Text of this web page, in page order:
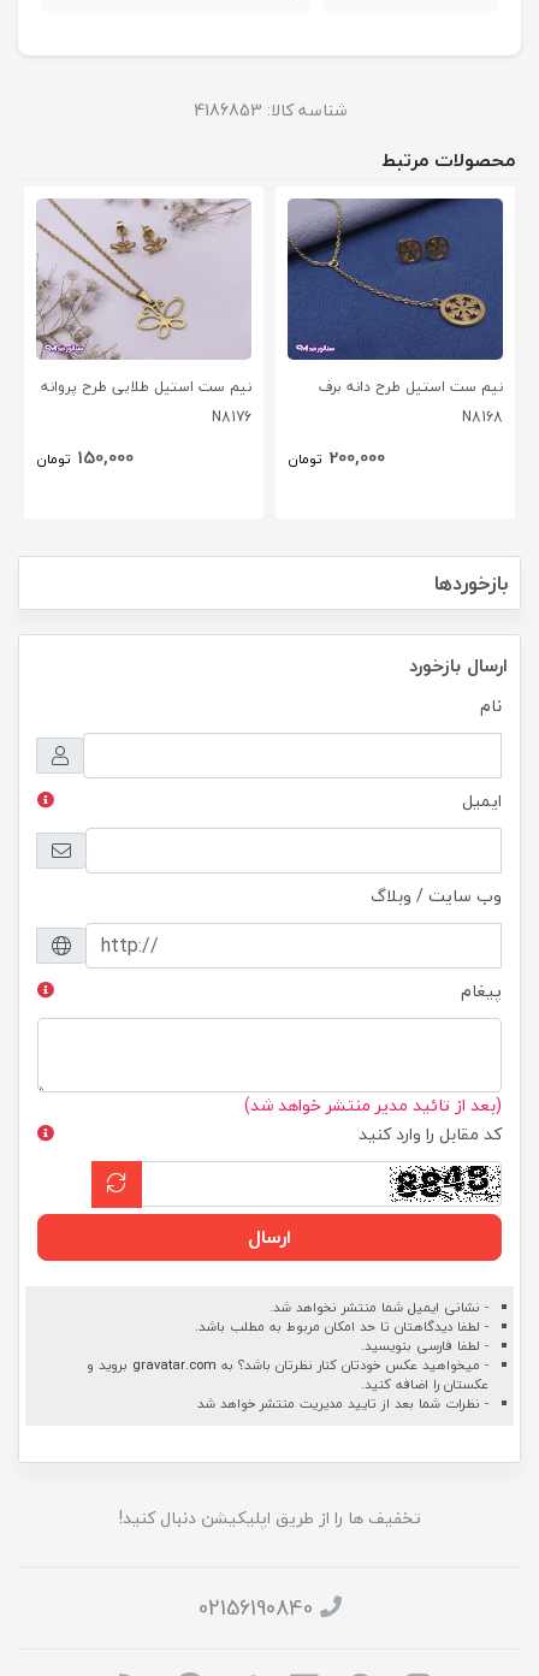
شناسه کالا: 4186853
محصولات مرتبط
نیم ست استیل طرح دانه برف
N8168
200,000 تومان
نیم ست استیل طلایی طرح پروانه
N8176
150,000 تومان
بازخوردها
ارسال بازخورد
نام
ایمیل
وب سایت / وبلاگ
پیغام
(بعد از تائید مدیر منتشر خواهد شد)
کد مقابل را وارد کنید
ارسال
- نشانی ایمیل شما منتشر نخواهد شد.
- لطفا دیدگاهتان تا حد امکان مربوط به مطلب باشد.
- لطفا فارسی بنویسید.
- میخواهید عکس خودتان کنار نظرتان باشد؟ به gravatar.com بروید و
عکستان را اضافه کنید.
- نظرات شما بعد از تایید مدیریت منتشر خواهد شد
تخفیف ها را از طریق اپلیکیشن دنبال کنید!
02156190840